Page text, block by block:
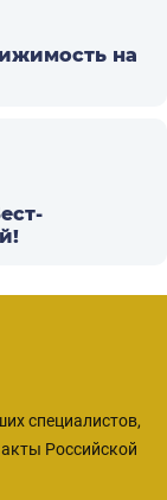
на
специалистов,
Российской